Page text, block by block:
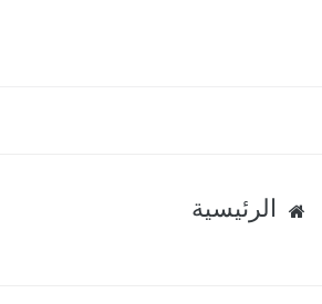
الرئيسية